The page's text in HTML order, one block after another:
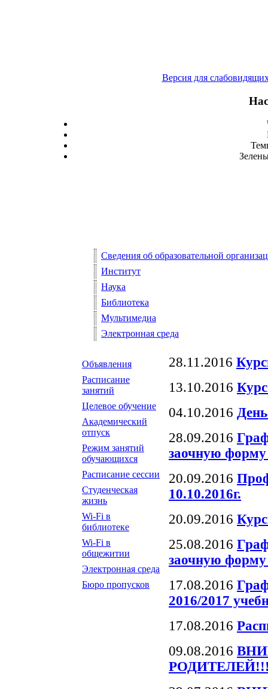
Версия для
Сведения об образовательной
Институт
Наука
Библиотека
Мультимедиа
Электронная среда
Объявления
Расписание
занятий
Целевое обучение
Академический
отпуск
Режим занятий
обучающихся
Расписание сессии
Студенческая
жизнь
Wi-Fi в
библиотеке
Wi-Fi в
общежитии
Электронная среда
Бюро пропусков
28.11.2016
13.10.2016
04.10.2016
28.09.2016
заочную
20.09.2016
10.10.2016г.
20.09.2016
25.08.2016
заочную
17.08.2016
2016/2017
17.08.2016
09.08.2016